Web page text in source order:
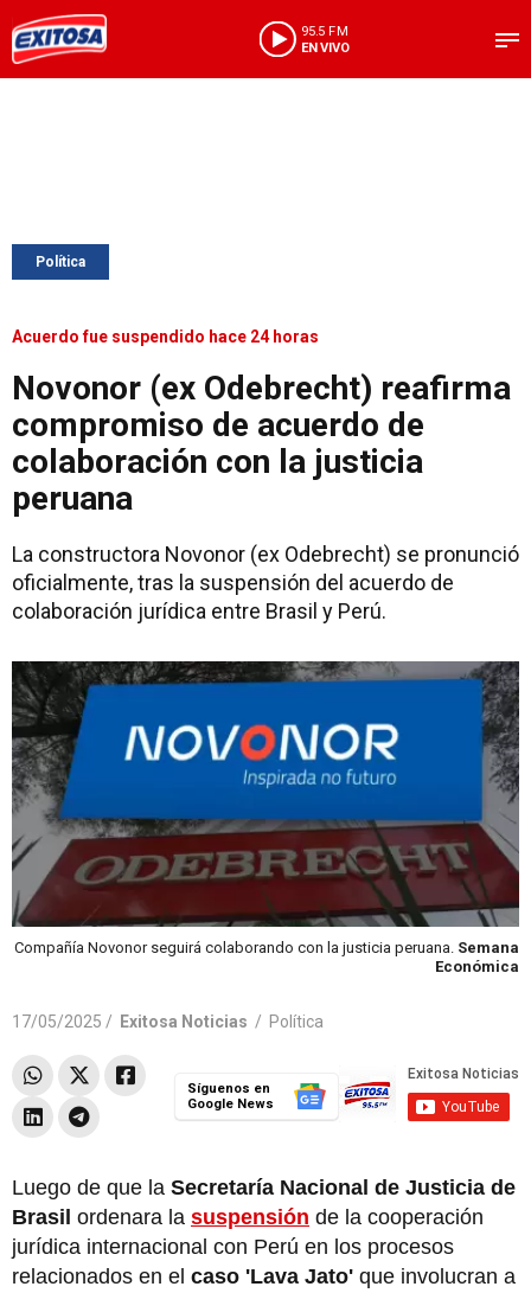
95.5 FM
EN VIVO
Política
Acuerdo fue suspendido hace 24 horas
Novonor (ex Odebrecht) reafirma
compromiso de acuerdo de
colaboración con la justicia
peruana
La constructora Novonor (ex Odebrecht) se pronunció
oficialmente, tras la suspensión del acuerdo de
colaboración jurídica entre Brasil y Perú.
Compañía Novonor seguirá colaborando con la justicia peruana. Semana
Económica
17/05/2025 / Exitosa Noticias / Política
Síguenos en
Google News
Luego de que la Secretaría Nacional de Justicia de
Brasil ordenara la suspensión de la cooperación
jurídica internacional con Perú en los procesos
relacionados en el caso 'Lava Jato' que involucran a